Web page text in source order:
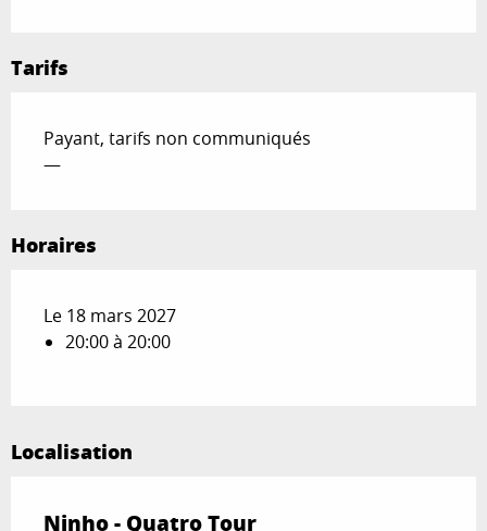
Tarifs
Payant, tarifs non communiqués
—
Horaires
Le 18 mars 2027
20:00 à 20:00
Localisation
Ninho - Quatro Tour